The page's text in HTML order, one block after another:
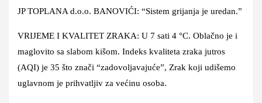
JP TOPLANA d.o.o. BANOVIĆI: “Sistem grijanja je uredan.”
VRIJEME I KVALITET ZRAKA: U 7 sati 4 °C. Oblačno je i
maglovito sa slabom kišom. Indeks kvaliteta zraka jutros
(AQI) je 35 što znači “zadovoljavajuće”, Zrak koji udišemo
uglavnom je prihvatljiv za većinu osoba.